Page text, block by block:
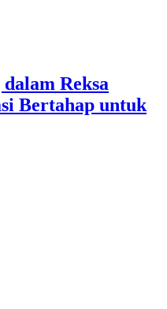
Reksa
Bertahap untuk